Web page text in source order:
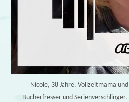
Nicole, 38 Jahre, Vollzeitmama
Bücherfresser und